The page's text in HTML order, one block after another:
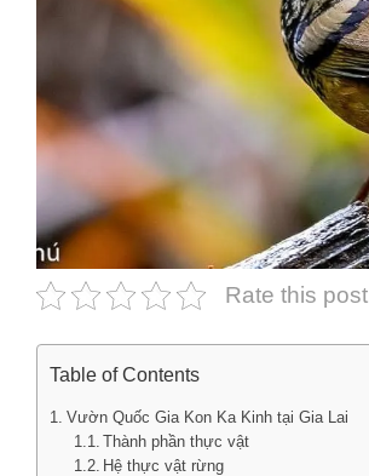
Rate this post
Table of Contents
Vườn Quốc Gia Kon Ka Kinh tại Gia Lai
Thành phần thực vật
Hệ thực vật rừng